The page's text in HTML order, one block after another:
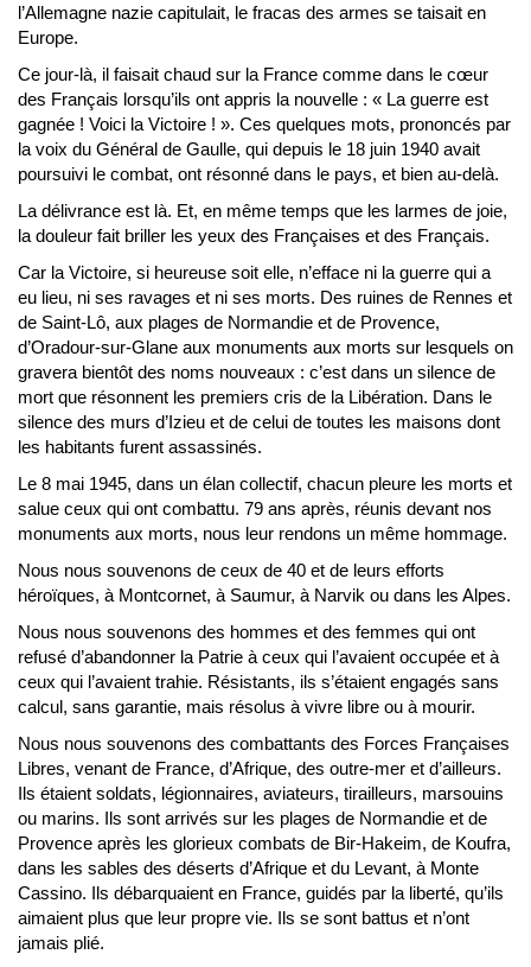
l’Allemagne nazie capitulait, le fracas des armes se taisait en
Europe.
Ce jour-là, il faisait chaud sur la France comme dans le cœur
des Français lorsqu’ils ont appris la nouvelle : « La guerre est
gagnée ! Voici la Victoire ! ». Ces quelques mots, prononcés par
la voix du Général de Gaulle, qui depuis le 18 juin 1940 avait
poursuivi le combat, ont résonné dans le pays, et bien au-delà.
La délivrance est là. Et, en même temps que les larmes de joie,
la douleur fait briller les yeux des Françaises et des Français.
Car la Victoire, si heureuse soit elle, n’efface ni la guerre qui a
eu lieu, ni ses ravages et ni ses morts. Des ruines de Rennes et
de Saint-Lô, aux plages de Normandie et de Provence,
d’Oradour-sur-Glane aux monuments aux morts sur lesquels on
gravera bientôt des noms nouveaux : c’est dans un silence de
mort que résonnent les premiers cris de la Libération. Dans le
silence des murs d’Izieu et de celui de toutes les maisons dont
les habitants furent assassinés.
Le 8 mai 1945, dans un élan collectif, chacun pleure les morts et
salue ceux qui ont combattu. 79 ans après, réunis devant nos
monuments aux morts, nous leur rendons un même hommage.
Nous nous souvenons de ceux de 40 et de leurs efforts
héroïques, à Montcornet, à Saumur, à Narvik ou dans les Alpes.
Nous nous souvenons des hommes et des femmes qui ont
refusé d’abandonner la Patrie à ceux qui l’avaient occupée et à
ceux qui l’avaient trahie. Résistants, ils s’étaient engagés sans
calcul, sans garantie, mais résolus à vivre libre ou à mourir.
Nous nous souvenons des combattants des Forces Françaises
Libres, venant de France, d’Afrique, des outre-mer et d’ailleurs.
Ils étaient soldats, légionnaires, aviateurs, tirailleurs, marsouins
ou marins. Ils sont arrivés sur les plages de Normandie et de
Provence après les glorieux combats de Bir-Hakeim, de Koufra,
dans les sables des déserts d’Afrique et du Levant, à Monte
Cassino. Ils débarquaient en France, guidés par la liberté, qu’ils
aimaient plus que leur propre vie. Ils se sont battus et n’ont
jamais plié.